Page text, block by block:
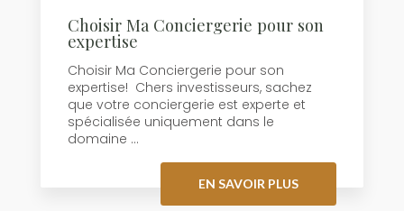
Choisir Ma Conciergerie pour son
expertise
Choisir Ma Conciergerie pour son
expertise! Chers investisseurs, sachez
que votre conciergerie est experte et
spécialisée uniquement dans le
domaine ...
EN SAVOIR PLUS